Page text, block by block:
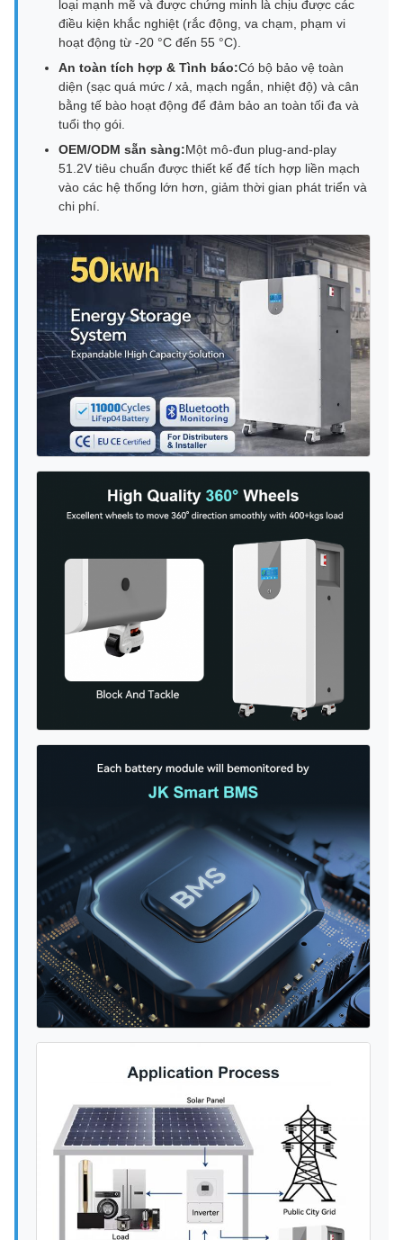
loại mạnh mẽ và được chứng minh là chịu được các
điều kiện khắc nghiệt (rắc động, va chạm, phạm vi
hoạt động từ -20 °C đến 55 °C).
An toàn tích hợp & Tình báo:Có bộ bảo vệ toàn
diện (sạc quá mức / xả, mạch ngắn, nhiệt độ) và cân
bằng tế bào hoạt động để đảm bảo an toàn tối đa và
tuổi thọ gói.
OEM/ODM sẵn sàng:Một mô-đun plug-and-play
51.2V tiêu chuẩn được thiết kế để tích hợp liền mạch
vào các hệ thống lớn hơn, giảm thời gian phát triển và
chi phí.